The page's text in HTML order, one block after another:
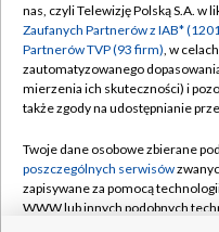
Abonament TVP
Emisja w TVP
Centrum informacji TVP
Naziemna Telewizja
Sklep TVP
Rada Programowa
nas, czyli Telewizję Polską S.A. w
Zaufanych Partnerów z IAB*
Partnerów TVP (93 firm), w
zautomatyzowanego
mierzenia ich skuteczności) i
także zgody na udostępnianie
Twoje dane osobowe zbierane
poszczególnych serwisów
zapisywane za pomocą
WWW lub innych podobnych